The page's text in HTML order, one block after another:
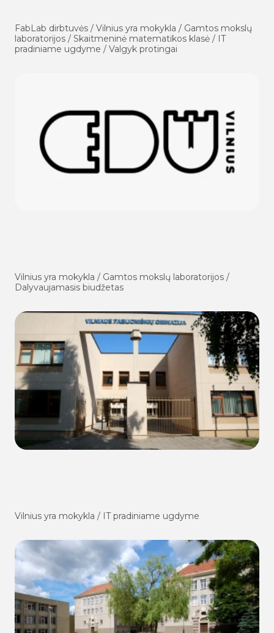
FabLab dirbtuvės / Vilnius yra mokykla / Gamtos mokslų
laboratorijos / Skaitmeninė matematikos klasė / IT
pradiniame ugdyme / Valgyk protingai
Vilnius yra mokykla / Gamtos mokslų laboratorijos /
Dalyvaujamasis biudžetas
Vilnius yra mokykla / IT pradiniame ugdyme